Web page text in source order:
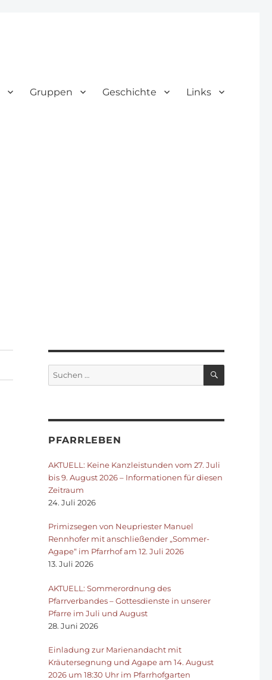
Gruppen Geschichte Links
Suchen
SUCHEN
PFARRLEBEN
AKTUELL: Keine Kanzleistunden vom 27. Juli
bis 9. August 2026 – Informationen für diesen
Zeitraum
24. Juli 2026
Primizsegen von Neupriester Manuel
Rennhofer mit anschließender „Sommer-
Agape“ im Pfarrhof am 12. Juli 2026
13. Juli 2026
AKTUELL: Sommerordnung des
Pfarrverbandes – Gottesdienste in unserer
Pfarre im Juli und August
28. Juni 2026
Einladung zur Marienandacht mit
Kräutersegnung und Agape am 14. August
2026 um 18:30 Uhr im Pfarrhofgarten